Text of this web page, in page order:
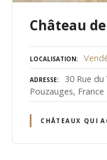
Château
LOCALISATION
ADRESSE
30 Rue
Pouzauges, France
CHÂTEAUX QUI